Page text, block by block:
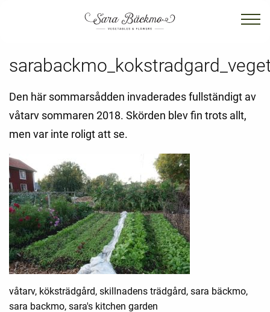
Den här sommarsådden invaderades fullständigt av
våtarv sommaren 2018. Skörden blev fin trots allt,
men var inte roligt att se.
våtarv, köksträdgård, skillnadens trädgård, sara bäckmo,
sara backmo, sara's kitchen garden